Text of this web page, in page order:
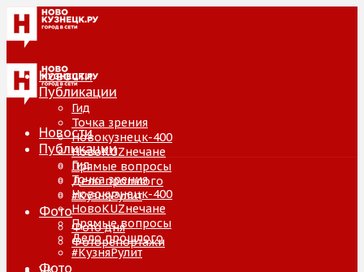
Новости
Публикации
Гид
Точка зрения
Новокузнецк-400
НовоKUZнечане
Прямые вопросы
Дело прошлого
#КузняРулит
Фото
Фото дня
Фоторепортажи
Новости
Публикации
Гид
Точка зрения
Новокузнецк-400
НовоKUZнечане
Прямые вопросы
Дело прошлого
#КузняРулит
Фото